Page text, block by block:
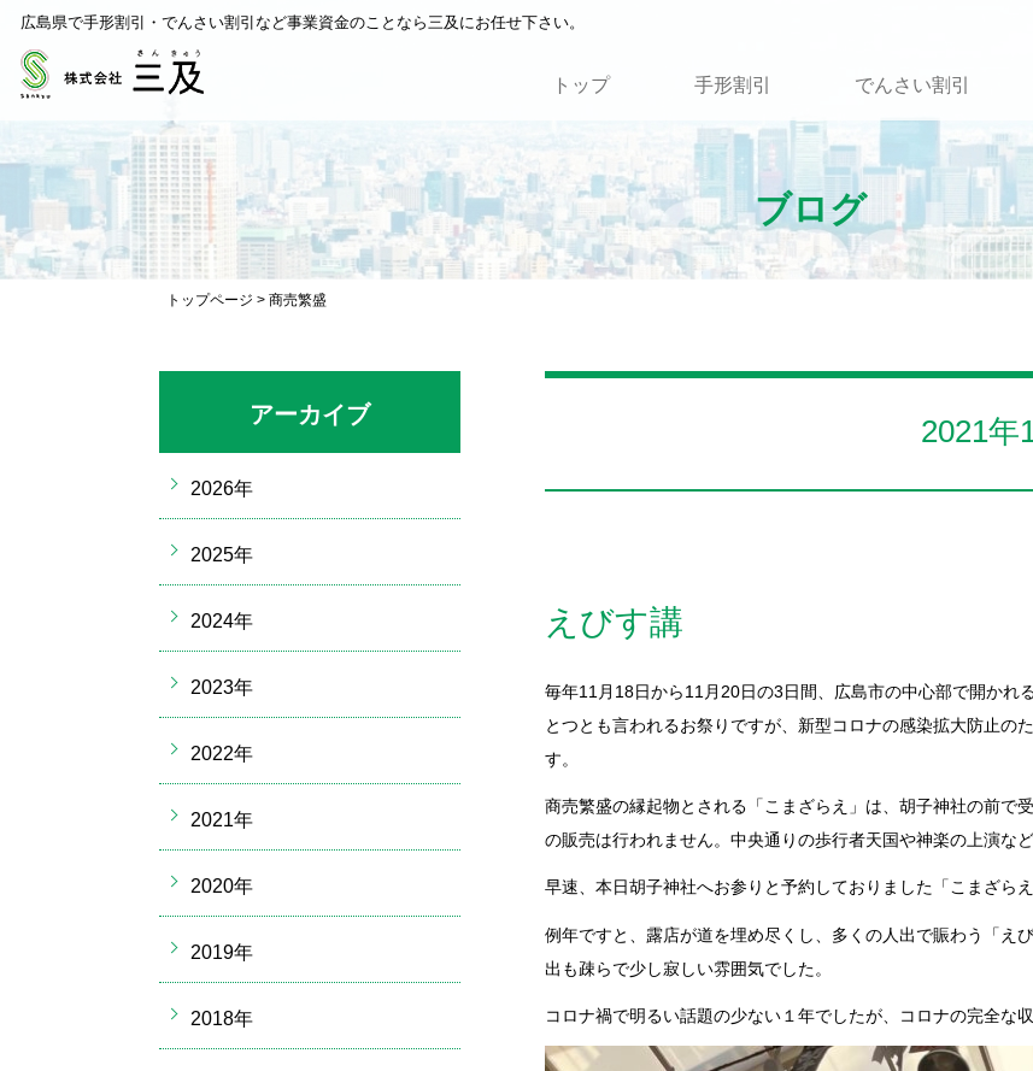
広島県で手形割引・でんさい割引など事業資金のことなら三及にお任せ下さい。
トップ 手形割引 でんさい割引
ブログ
トップページ > 商売繁盛
2021年
えびす講
毎年11月18日から11月20日の3日間、広島市の中心部で開かれ
とつとも言われるお祭りですが、新型コロナの感染拡大防止の
す。
商売繁盛の縁起物とされる「こまざらえ」は、胡子神社の前で
の販売は行われません。中央通りの歩行者天国や神楽の上演な
早速、本日胡子神社へお参りと予約しておりました「こまざら
例年ですと、露店が道を埋め尽くし、多くの人出で賑わう「え
出も疎らで少し寂しい雰囲気でした。
コロナ禍で明るい話題の少ない１年でしたが、コロナの完全な
アーカイブ
2026年
2025年
2024年
2023年
2022年
2021年
2020年
2019年
2018年